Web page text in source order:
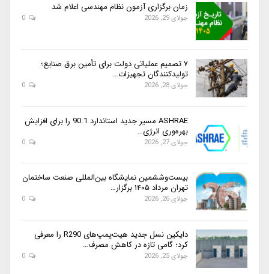
زمان برگزاری آزمون نظام مهندسی اعلام شد
جولای 29, 2026
۷ تصمیم عملیاتی دولت برای تأمین برق صنایع؛
تولیدکنندگان تجهیزات…
جولای 28, 2026
ASHRAE مسیر جدید استاندارد 90.1 را برای افزایش
بهره‌وری انرژی…
جولای 27, 2026
بیست‌وششمین نمایشگاه بین‌المللی صنعت ساختمان
تهران مرداد ۱۴۰۵ برگزار…
جولای 26, 2026
دایکین نسل جدید هیت‌پمپ‌های R290 را معرفی
کرد؛ گامی تازه در کاهش مصرف…
جولای 25, 2026